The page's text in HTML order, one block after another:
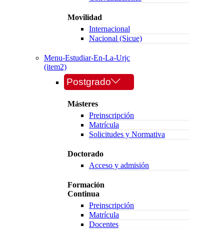
Movilidad
Internacional
Nacional (Sicue)
Menu-Estudiar-En-La-Urjc
(item2)
Postgrado
Másteres
Preinscripción
Matrícula
Solicitudes y Normativa
Doctorado
Acceso y admisión
Formación
Continua
Preinscripción
Matrícula
Docentes